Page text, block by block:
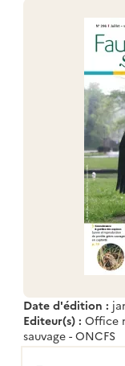
Date d'édition :
Editeur(s) : Office
sauvage - ONCFS